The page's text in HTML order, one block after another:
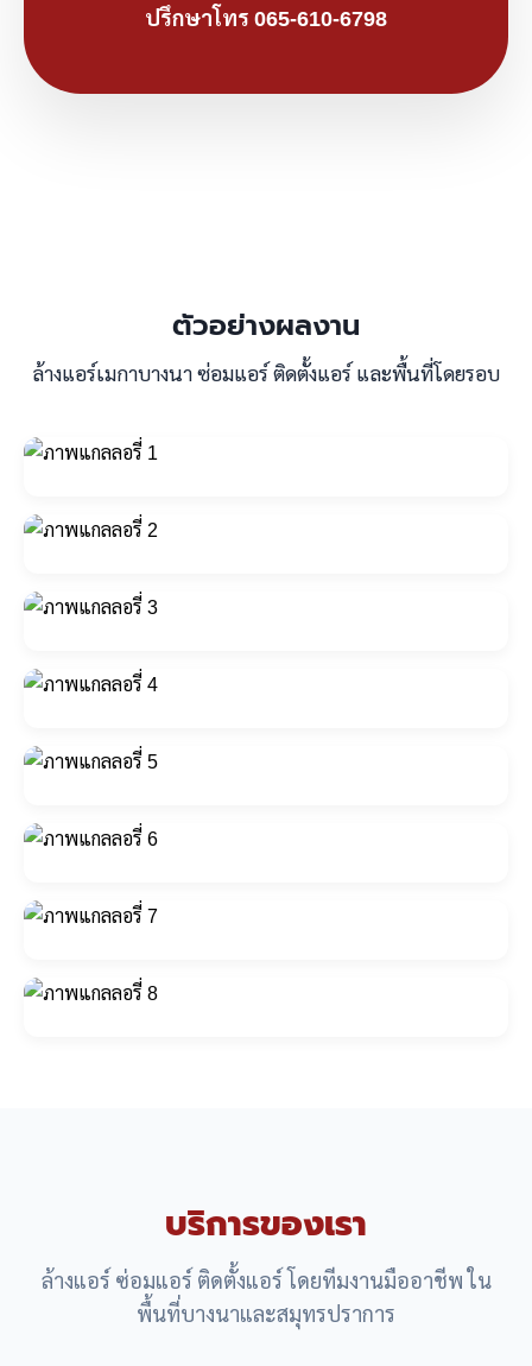
ปรึกษาโทร 065-610-6798
ตัวอย่างผลงาน
ล้างแอร์เมกาบางนา ซ่อมแอร์ ติดตั้งแอร์ และพื้นที่โดยรอบ
บริการของเรา
ล้างแอร์ ซ่อมแอร์ ติดตั้งแอร์ โดยทีมงานมืออาชีพ ใน
พื้นที่บางนาและสมุทรปราการ